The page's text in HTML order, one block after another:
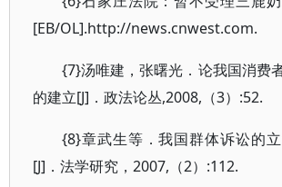
[EB/OL].http://news.cnwest.com.
{7}汤唯建，张曙光．论我国消费
的建立[J]．政法论丛,2008,（3）:52.
{8}章武生等．我国群体诉讼的
[J]．法学研究，2007,（2）:112.